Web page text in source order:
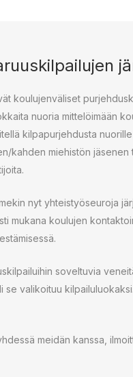
koulujenväliset
nuoria mittelöimään
kilpapurjehdusta
kahden miehistön
nyt yhteistyöseuroja
mukana koulujen
soveltuvia
valikoituu
meidän kanssa,